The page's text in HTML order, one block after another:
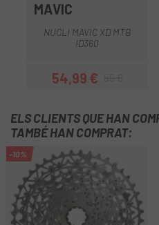
MAVIC
NUCLI MAVIC XD MTB
ID360
Preu
54,99 €Preu regular
ELS CLIENTS QUE HAN
TAMBÉ HAN COMPRAT:
-10%